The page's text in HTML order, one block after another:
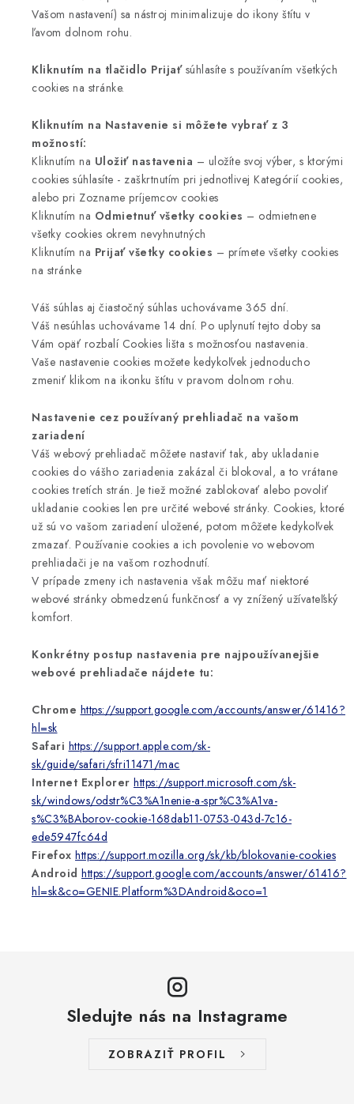
Vašom nastavení) sa nástroj minimalizuje do ikony štítu v
ľavom dolnom rohu.
Kliknutím na tlačidlo Prijaťsúhlasíte s používaním všetkých
cookies na stránke.
Kliknutím na Nastavenie si môžete vybrať z 3
možností:
Kliknutím na Uložiť nastavenia – uložíte svoj výber, s ktorými
cookies súhlasíte - zaškrtnutím pri jednotlivej Kategórií cookies,
alebo pri Zozname príjemcov cookies
Kliknutím na Odmietnuť všetky cookies – odmietnene
všetky cookies okrem nevyhnutných
Kliknutím na Prijať všetky cookies – prímete všetky cookies
na stránke
Váš súhlas aj čiastočný súhlas uchovávame 365 dní.
Váš nesúhlas uchovávame 14 dní. Po uplynutí tejto doby sa
Vám opäť rozbalí Cookies lišta s možnosťou nastavenia.
Vaše nastavenie cookies možete kedykoľvek jednoducho
zmeniť klikom na ikonku štítu v pravom dolnom rohu.
Nastavenie cez používaný prehliadač na vašom
zariadení
Váš webový prehliadač môžete nastaviť tak, aby ukladanie
cookies do vášho zariadenia zakázal či blokoval, a to vrátane
cookies tretích strán. Je tiež možné zablokovať alebo povoliť
ukladanie cookies len pre určité webové stránky. Cookies, ktoré
už sú vo vašom zariadení uložené, potom môžete kedykoľvek
zmazať. Používanie cookies a ich povolenie vo webovom
prehliadači je na vašom rozhodnutí.
V prípade zmeny ich nastavenia však môžu mať niektoré
webové stránky obmedzenú funkčnosť a vy znížený užívateľský
komfort.
Konkrétny postup nastavenia pre najpoužívanejšie
webové prehliadače nájdete tu:
Chrome https://support.google.com/accounts/answer/61416?
hl=sk
Safari https://support.apple.com/sk-
sk/guide/safari/sfri11471/mac
Internet Explorer https://support.microsoft.com/sk-
sk/windows/odstr%C3%A1nenie-a-spr%C3%A1va-
s%C3%BAborov-cookie-168dab11-0753-043d-7c16-
ede5947fc64d
Firefox https://support.mozilla.org/sk/kb/blokovanie-cookies
Android https://support.google.com/accounts/answer/61416?
hl=sk&co=GENIE.Platform%3DAndroid&oco=1
Sledujte nás na Instagrame
ZOBRAZIŤ PROFIL